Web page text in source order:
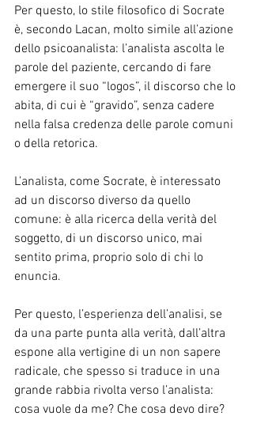
Per questo, lo stile filosofico di Socrate
è, secondo Lacan, molto simile all’azione
dello psicoanalista: l’analista ascolta le
parole del paziente, cercando di fare
emergere il suo “logos”, il discorso che lo
abita, di cui è “gravido”, senza cadere
nella falsa credenza delle parole comuni
o della retorica.
L’analista, come Socrate, è interessato
ad un discorso diverso da quello
comune: è alla ricerca della verità del
soggetto, di un discorso unico, mai
sentito prima, proprio solo di chi lo
enuncia.
Per questo, l’esperienza dell’analisi, se
da una parte punta alla verità, dall’altra
espone alla vertigine di un non sapere
radicale, che spesso si traduce in una
grande rabbia rivolta verso l’analista:
cosa vuole da me? Che cosa devo dire?